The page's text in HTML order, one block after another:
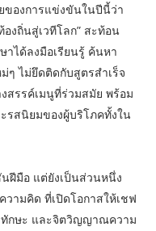
ของการแข่งขันในปีนี้ว่า
งถิ่นสู่เวทีโลก” สะท้อน
าได้ลงมือเรียนรู้ ค้นหา
ๆ ไม่ยึดติดกับสูตรสำเร็จ
สรรค์เมนูที่ร่วมสมัย พร้อม
รสนิยมของผู้บริโภคทั้งใน
ฝีมือ แต่ยังเป็นส่วนหนึ่ง
ามคิด ที่เปิดโอกาสให้เชฟ
กษะ และจิตวิญญาณความ